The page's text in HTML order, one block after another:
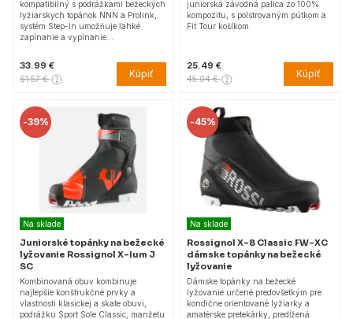
kompatibilný s podrážkami bežeckých
lyžiarskych topánok NNN a Prolink,
systém Step-In umožňuje ľahké
zapínanie a vypínanie…
33.99 €
61.57 € Kúpiť
juniorská závodná palica zo 100%
kompozitu, s polstrovaným pútkom a
Fit Tour košíkom.
25.49 €
45.04 € Kúpiť
-39%
Na sklade
Juniorské topánky na bežecké
lyžovanie Rossignol X-Ium J
SC
Kombinovaná obuv kombinuje
najlepšie konštrukčné prvky a
vlastnosti klasickej a skate obuvi,
podrážku Sport Sole Classic, manžetu
-45%
Na sklade
Rossignol X-8 Classic FW-XC
dámske topánky na bežecké
lyžovanie
Dámske topánky na bežecké
lyžovanie určené predovšetkým pre
kondične orientované lyžiarky a
amatérske pretekárky, predĺžená